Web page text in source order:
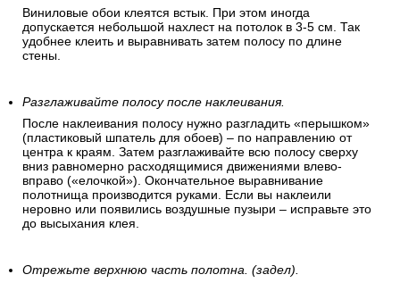
Виниловые обои клеятся встык. При этом иногда
допускается небольшой нахлест на потолок в 3-5 см. Так
удобнее клеить и выравнивать затем полосу по длине
стены.
Разглаживайте полосу после наклеивания.
После наклеивания полосу нужно разгладить «перышком»
(пластиковый шпатель для обоев) – по направлению от
центра к краям. Затем разглаживайте всю полосу сверху
вниз равномерно расходящимися движениями влево-
вправо («елочкой»). Окончательное выравнивание
полотнища производится руками. Если вы наклеили
неровно или появились воздушные пузыри – исправьте это
до высыхания клея.
Отрежьте верхнюю часть полотна. (задел).